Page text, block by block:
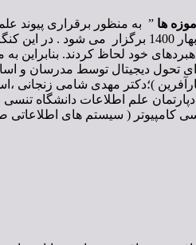
ها ” به منظور برقراری پیوند
، کتابداران و آرشیویست های شاغل در کتابخانه­ ها و آرشیوهای کشور، توسط انجمن
راهبردهای خود لحاظ کردند.
تحول دیجیتال توسط مدرسان و
)؛دکتر مهدی شامی زنجانی
علم اطلاعات دانشگاه